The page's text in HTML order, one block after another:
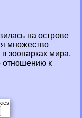
на острове
множество
зоопарках мира,
отношению к